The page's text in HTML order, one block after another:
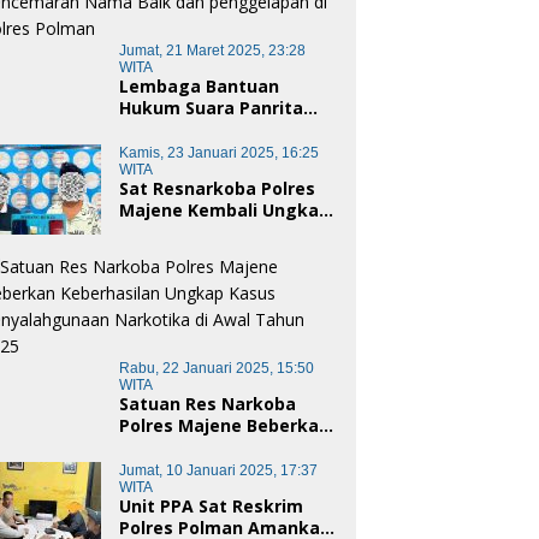
Jumat, 21 Maret 2025, 23:28
WITA
Lembaga Bantuan
Hukum Suara Panrita
Dampingi Korban
Dugaan Pencemaran
Nama Baik dan
penggelapan di Polres
Kamis, 23 Januari 2025, 16:25
WITA
Sat Resnarkoba Polres
Majene Kembali Ungkap
Pelaku Diamankan
Rabu, 22 Januari 2025, 15:50
WITA
Satuan Res Narkoba
Polres Majene Beberkan
Kasus Penyalahgunaan
Narkotika di Awal Tahun
2025
Jumat, 10 Januari 2025, 17:37
WITA
Unit PPA Sat Reskrim
Polres Polman Amankan